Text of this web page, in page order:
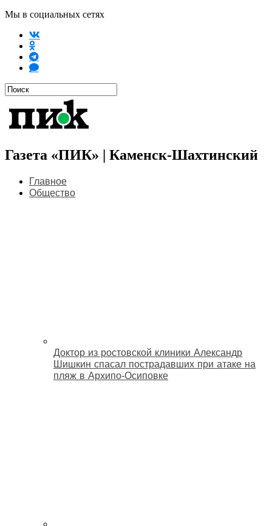
Мы в социальных сетях
Газета «ПИК» | Каменск-Шахтинский
Главное
Общество
Доктор из ростовской клиники Александр
Шишкин спасал пострадавших при атаке на
пляж в Архипо‑Осиповке